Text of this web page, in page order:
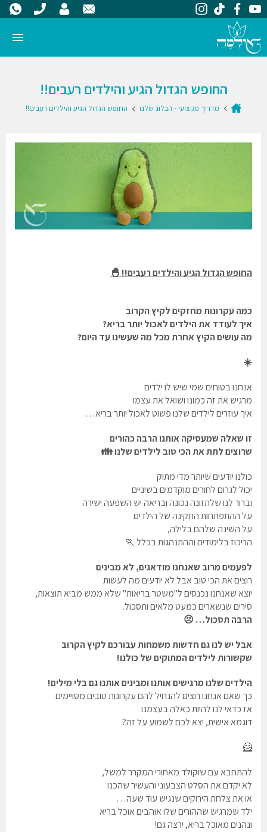
החופש הגדול הגיע והילדים רעבים!!
מדריך מקצועי - הבלוג שלנו החופש הגדול הגיע והילדים רעבים!!
החופש הגדול הגיע והילדים רעבים!! 🐣
כמה עקרונות מחזקים לקיץ הקרוב
איך לעודד את הילדים לאכול יותר בריא?
מה עושים הקיץ אחרת מכל מה שעשינו עד היום?
☀️
אנחנו בטוחים שמי שיש לו ילדים
מרגיש את זה כמונו ושואל את עצמו
איך עוזרים לילדים שלנו פשוט לאכול יותר בריא…
זו שאלה שמעסיקה אותנו הרבה כהורים
שרוצים לתת את הכי טוב לילדים שלנו 👪
כולנו יודעים שיותר מדי מתוק
יכול לגרום לחורים מוקדמים בשיניים
וברור לנו שלתזונה נכונה ובריאה יש השפעה ישירה
על ההתפתחות התקינה של הילדים
על השינה שלהם בלילה,
הריכוז בלימודים וההתנהגות בכלל 🏃
לפעמים מרוב שאנחנו מודאגים, לא מבינים
רוצים את הכי טוב אבל לא יודעים מה לעשות
יוצא שאנחנו נכנסים ל"משטר בריאות" שלא ממש מביא תוצאות,
סירים שנשארים כמעט מלאים ותסכול.
הרבה תסכול… 😣
אבל יש לנו גם חדשות משמחות עבורכם לקיץ הקרוב
שקשורות לילדים המתוקים של כולנו!
הילדים שלנו מרגישים אותנו ומבינים אותנו גם בלי מילים!
כך שאם אנחנו רוצים להנחיל להם עקרונות טובים מסויימים
אז כדאי לנו להיות כאלה בעצמנו
דוגמא אישית, יצא לכם לשמוע על זה?
🦸
להתחבא עם שוקולד מאחורי המקרר למשל,
לא יקדם את הסלט הצבעוני והעשיר שהכנו
או את צלחת הירוקים שנגיש עוד שעה…
ילד שמרגיש שההורים שלו אוהבים אוכל בריא
ונהנים מאוכל בריא, ירצה גם!